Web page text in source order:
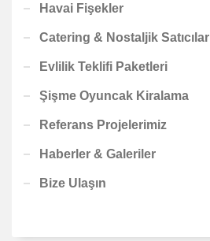
Havai Fişekler
Catering & Nostaljik Satıcılar
Evlilik Teklifi Paketleri
Şişme Oyuncak Kiralama
Referans Projelerimiz
Haberler & Galeriler
Bize Ulaşın